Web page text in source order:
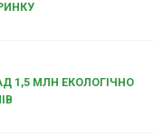
1,5 МЛН ЕКОЛОГІЧНО